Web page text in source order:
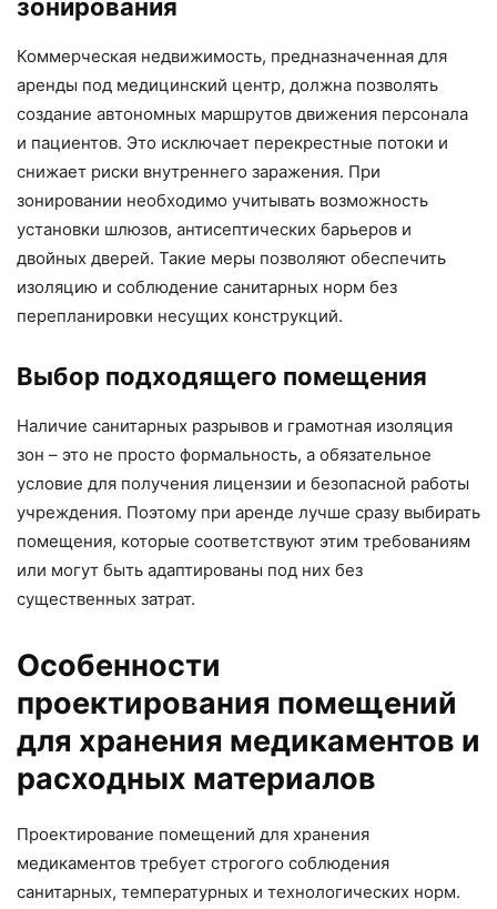
зонирования
Коммерческая недвижимость, предназначенная для
аренды под медицинский центр, должна позволять
создание автономных маршрутов движения персонала
и пациентов. Это исключает перекрестные потоки и
снижает риски внутреннего заражения. При
зонировании необходимо учитывать возможность
установки шлюзов, антисептических барьеров и
двойных дверей. Такие меры позволяют обеспечить
изоляцию и соблюдение санитарных норм без
перепланировки несущих конструкций.
Выбор подходящего помещения
Наличие санитарных разрывов и грамотная изоляция
зон – это не просто формальность, а обязательное
условие для получения лицензии и безопасной работы
учреждения. Поэтому при аренде лучше сразу выбирать
помещения, которые соответствуют этим требованиям
или могут быть адаптированы под них без
существенных затрат.
Особенности
проектирования помещений
для хранения медикаментов и
расходных материалов
Проектирование помещений для хранения
медикаментов требует строгого соблюдения
санитарных, температурных и технологических норм.